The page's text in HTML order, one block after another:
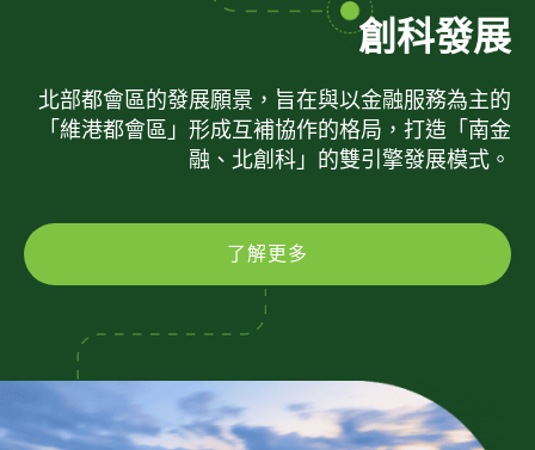
創科發展
北部都會區的發展願景，旨在與以金融服務為主的
「維港都會區」形成互補協作的格局，打造「南金
融、北創科」的雙引擎發展模式。
了解更多